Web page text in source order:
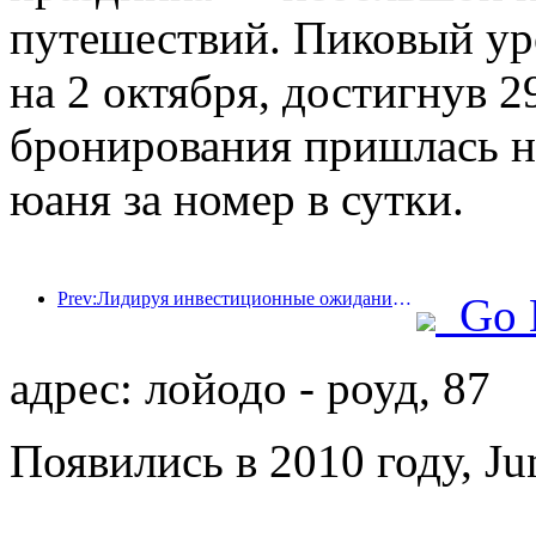
путешествий. Пиковый
на 2 октября, достигнув
бронирования пришлась
юаня за номер в сутки.
Prev:Лидируя инвестиционные ожидания существующих отелей! Отель Wanxin Zhige получил награду в номинации «Отличный управленческий бренд существующих отелей».
Go
адрес: лойодо - роуд, 87
Появились в 2010 году,